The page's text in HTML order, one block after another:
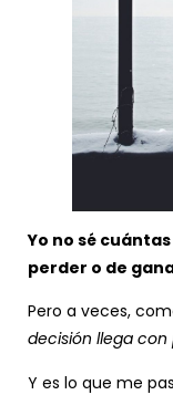
Yo no sé
perder o de
Pero a veces,
decisión llega
Y es lo que me